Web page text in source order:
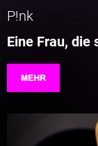
P!nk
Eine Frau,
MEHR